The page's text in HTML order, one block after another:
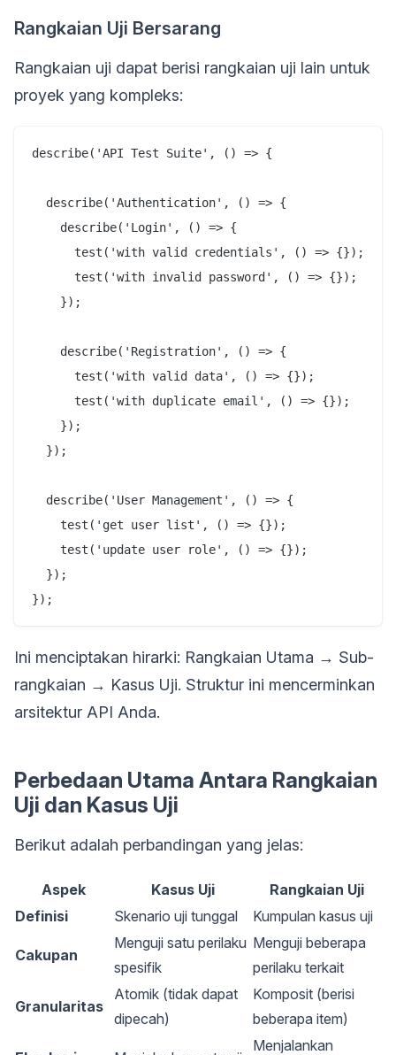
Rangkaian Uji Bersarang
Rangkaian uji dapat berisi rangkaian uji lain untuk
proyek yang kompleks:
describe('API Test Suite', () => {
  describe('Authentication', () => {
    describe('Login', () => {
      test('with valid credentials', () => {});
      test('with invalid password', () => {});
    });
    describe('Registration', () => {
      test('with valid data', () => {});
      test('with duplicate email', () => {});
    });
  });
  describe('User Management', () => {
    test('get user list', () => {});
    test('update user role', () => {});
  });
Ini menciptakan hirarki: Rangkaian Utama → Sub-
rangkaian → Kasus Uji. Struktur ini mencerminkan
arsitektur API Anda.
Perbedaan Utama Antara Rangkaian
Uji dan Kasus Uji
Berikut adalah perbandingan yang jelas:
Aspek Kasus Uji
Rangkaian Uji
Definisi
Skenario uji tunggal Kumpulan kasus uji
Cakupan
Menguji satu perilaku
spesifik
Menguji beberapa
perilaku terkait
Granularitas
Atomik (tidak dapat
dipecah)
Komposit (berisi
beberapa item)
Menjalankan